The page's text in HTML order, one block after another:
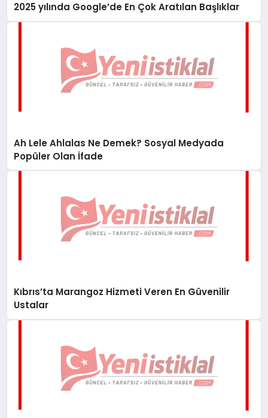
2025 yılında Google’de En Çok Aratılan Başlıklar
Ah Lele Ahlalas Ne Demek? Sosyal Medyada
Popüler Olan İfade
Kıbrıs’ta Marangoz Hizmeti Veren En Güvenilir
Ustalar